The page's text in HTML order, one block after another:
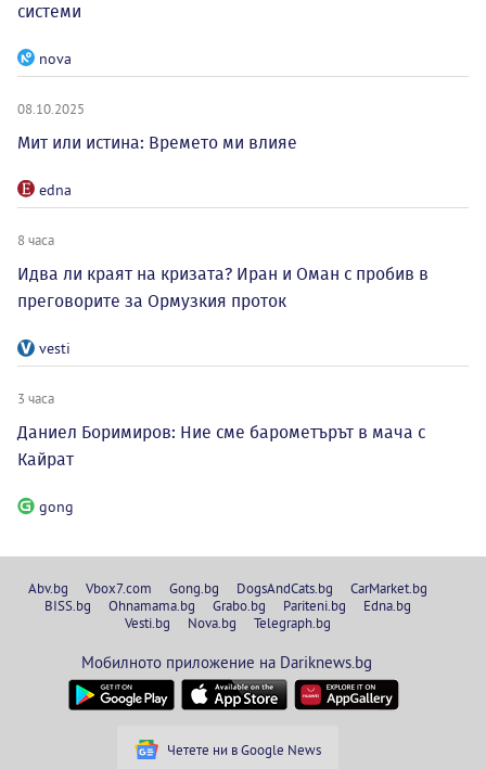
системи
nova
08.10.2025
Мит или истина: Времето ми влияе
edna
8 часа
Идва ли краят на кризата? Иран и Оман с пробив в
преговорите за Ормузкия проток
vesti
3 часа
Даниел Боримиров: Ние сме барометърът в мача с
Кайрат
gong
Abv.bg Vbox7.com Gong.bg DogsAndCats.bg
CarMarket.bg
BISS.bg
Ohnamama.bg Grabo.bg Pariteni.bg
Edna.bg
Vesti.bg
Nova.bg Telegraph.bg
Мобилното приложение на Dariknews.bg
Четете ни в Google News